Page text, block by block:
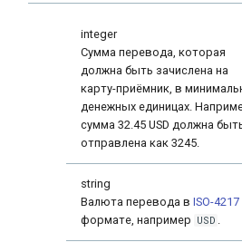
integer
Сумма перевода, которая
должна быть зачислена на
карту-приёмник, в
денежных единицах.
сумма 32.45 USD должна
отправлена как 3245.
string
Валюта перевода в ISO-4217
формате, например USD